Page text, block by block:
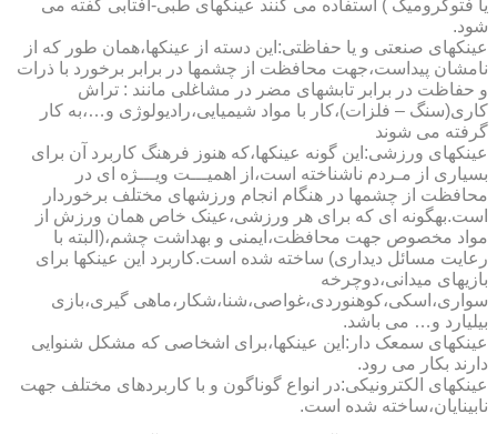
یا فتوکرومیک ) استفاده می کنند عینکهای طبی-آفتابی گفته می
شود.
عینکهای صنعتی و یا حفاظتی:این دسته از عینکها،همان طور که از
نامشان پیداست،جهت محافظت از چشمها در برابر برخورد با ذرات
و حفاظت در برابر تابشهای مضر در مشاغلی مانند : تراش
کاری(سنگ – فلزات)،کار با مواد شیمیایی،رادیولوژی و…،به کار
گرفته می شوند
عینکهای ورزشی:این گونه عینکها،که هنوز فرهنگ کاربرد آن برای
بسیاری از مـردم ناشناخته است،از اهمیـــت ویـــژه ای در
محافظت از چشمها در هنگام انجام ورزشهای مختلف برخوردار
است.به­گونه ای که برای هر ورزشی،عینک خاص همان ورزش از
مواد مخصوص جهت محافظت،ایمنی و بهداشت چشم،(البته با
رعایت مسائل دیداری) ساخته شده است.کاربرد این عینکها برای
بازیهای میدانی،دوچرخه
سواری،اسکی،کوهنوردی،غواصی،شنا،شکار،ماهی گیری،بازی
بیلیارد و… می باشد.
عینکهای سمعک دار:این عینکها،برای اشخاصی که مشکل شنوایی
دارند بکار می رود.
عینکهای الکترونیکی:در انواع گوناگون و با کاربردهای مختلف جهت
نابینایان،ساخته شده است.